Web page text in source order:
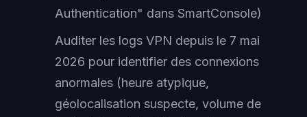
Authentication" dans SmartConsole)
Auditer les logs VPN depuis le 7 mai
2026 pour identifier des connexions
anormales (heure atypique,
géolocalisation suspecte, volume de